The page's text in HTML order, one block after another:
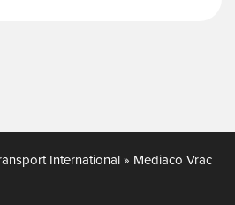
International» Mediaco Vrac